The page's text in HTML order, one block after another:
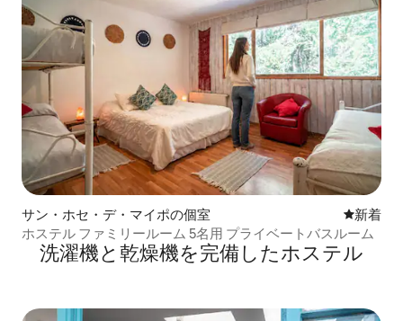
サン・ホセ・デ・マイポの個室 新しい宿
新着
ホステル ファミリールーム 5名用 プライベートバスルーム
洗濯機と乾燥機を完備したホステル